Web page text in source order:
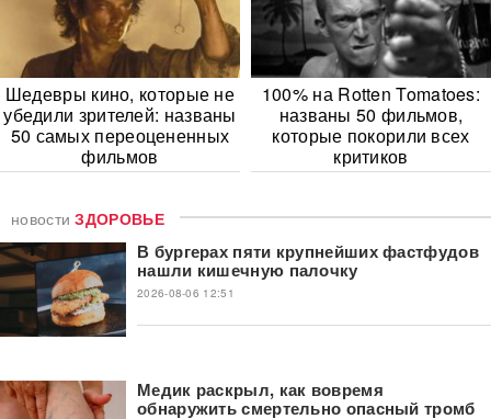
Шедевры кино, которые не
убедили зрителей: названы
50 самых переоцененных
фильмов
100% на Rotten Tomatoes:
названы 50 фильмов,
которые покорили всех
критиков
новостиЗДОРОВЬЕ
В бургерах пяти крупнейших фастфудов
нашли кишечную палочку
2026-08-06 12:51
Медик раскрыл, как вовремя
обнаружить смертельно опасный тромб